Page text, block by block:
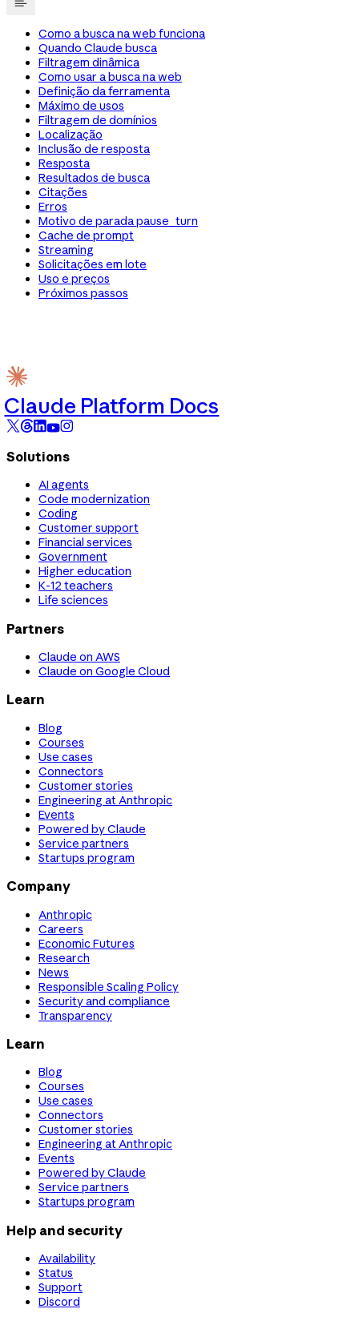
Como a busca na web funciona
Quando Claude busca
Filtragem dinâmica
Como usar a busca na web
Definição da ferramenta
Máximo de usos
Filtragem de domínios
Localização
Inclusão de resposta
Resposta
Resultados de busca
Citações
Erros
Motivo de parada pause_turn
Cache de prompt
Streaming
Solicitações em lote
Uso e preços
Próximos passos
Claude Platform Docs
Solutions
AI agents
Code modernization
Coding
Customer support
Financial services
Government
Higher education
K-12 teachers
Life sciences
Partners
Claude on AWS
Claude on Google Cloud
Learn
Blog
Courses
Use cases
Connectors
Customer stories
Engineering at Anthropic
Events
Powered by Claude
Service partners
Startups program
Company
Anthropic
Careers
Economic Futures
Research
News
Responsible Scaling Policy
Security and compliance
Transparency
Learn
Blog
Courses
Use cases
Connectors
Customer stories
Engineering at Anthropic
Events
Powered by Claude
Service partners
Startups program
Help and security
Availability
Status
Support
Discord